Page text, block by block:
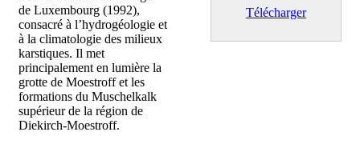
de Luxembourg (1992),
consacré à l’hydrogéologie et
à la climatologie des milieux
karstiques. Il met
principalement en lumière la
grotte de Moestroff et les
formations du Muschelkalk
supérieur de la région de
Diekirch-Moestroff.
Télécharger